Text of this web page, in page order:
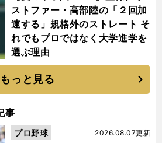
ストファー・高部陸の「２回加
速する」規格外のストレート そ
れでもプロではなく大学進学を
選ぶ理由
もっと見る
事
2026.08.07更新
プロ野球